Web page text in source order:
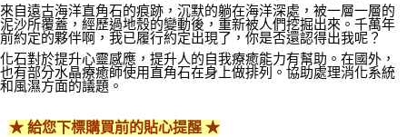
郵局幫你送（離島）
每筆NT$80，滿NT$3,000(含以上)免運費
付款後門市自取
免運費
來自遠古海洋直角石的痕跡，沉默的躺在海洋深處，被一層一層的
泥沙所覆蓋，經歷過地殼的變動後，重新被人們挖掘出來。千萬年
前約定的夥伴啊，我已履行約定出現了，你是否還認得出我呢？
化石對於提升心靈感應，提升人的自我療癒能力有幫助。在國外，
也有部分水晶療癒師使用直角石在身上做排列。協助處理消化系統
和風濕方面的議題。
★ 給您下標購買前的貼心提醒 ★